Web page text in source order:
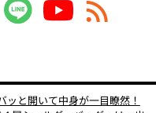
ッと開いて中身が一目瞭然！